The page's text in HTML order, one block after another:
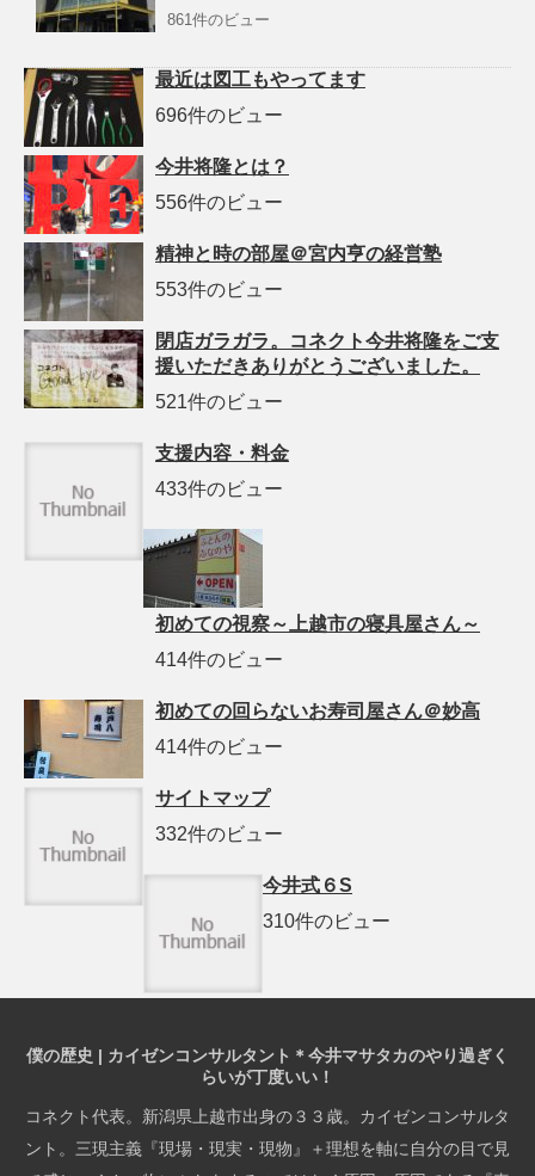
861件のビュー
最近は図工もやってます
696件のビュー
今井将隆とは？
556件のビュー
精神と時の部屋＠宮内亨の経営塾
553件のビュー
閉店ガラガラ。コネクト今井将隆をご支
援いただきありがとうございました。
521件のビュー
支援内容・料金
433件のビュー
初めての視察～上越市の寝具屋さん～
414件のビュー
初めての回らないお寿司屋さん＠妙高
414件のビュー
サイトマップ
332件のビュー
今井式６S
310件のビュー
僕の歴史 | カイゼンコンサルタント＊今井マサタカのやり過ぎく
らいが丁度いい！
コネクト代表。新潟県上越市出身の３３歳。カイゼンコンサルタ
ント。三現主義『現場・現実・現物』＋理想を軸に自分の目で見